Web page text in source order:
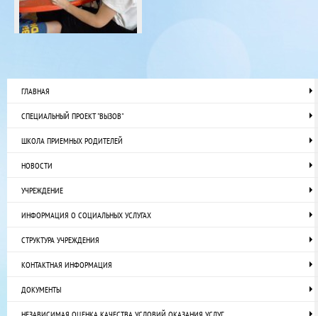
ГЛАВНАЯ
СПЕЦИАЛЬНЫЙ ПРОЕКТ "ВЫЗОВ"
ШКОЛА ПРИЕМНЫХ РОДИТЕЛЕЙ
НОВОСТИ
УЧРЕЖДЕНИЕ
ИНФОРМАЦИЯ О СОЦИАЛЬНЫХ УСЛУГАХ
СТРУКТУРА УЧРЕЖДЕНИЯ
КОНТАКТНАЯ ИНФОРМАЦИЯ
ДОКУМЕНТЫ